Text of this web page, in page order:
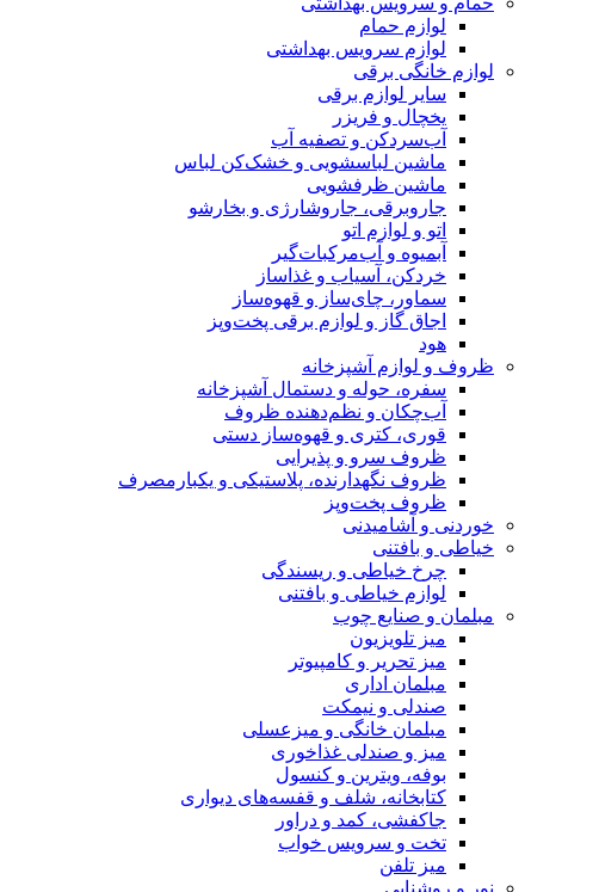
لوازم حمام
لوازم سرویس بهداشتی
لوازم خانگی برقی
سایر لوازم برقی
یخچال و فریزر
آب‌سردکن و تصفیه آب
ماشین لباسشویی و خشک‌کن لباس
ماشین ظرفشویی
جاروبرقی، جاروشارژی و بخارشو
اتو و لوازم اتو
آبمیوه و آب‌مرکبات‌گیر
خردکن، آسیاب و غذاساز
سماور، چای‌ساز و قهوه‌ساز
اجاق گاز و لوازم برقی پخت‌وپز
هود
ظروف و لوازم آشپزخانه
سفره، حوله و دستمال آشپزخانه
آب‌چکان و نظم‌دهنده ظروف
قوری، کتری و قهوه‌ساز دستی
ظروف سرو و پذیرایی
ظروف نگهدارنده، پلاستیکی و یکبارمصرف
ظروف پخت‌وپز
خوردنی و آشامیدنی
خیاطی و بافتنی
چرخ خیاطی و ریسندگی
لوازم خیاطی و بافتنی
مبلمان و صنایع چوب
میز تلویزیون
میز تحریر و کامپیوتر
مبلمان اداری
صندلی و نیمکت
مبلمان خانگی و میزعسلی
میز و صندلی غذاخوری
بوفه، ویترین و کنسول
کتابخانه، شلف و قفسه‌های دیواری
جاکفشی، کمد و دراور
تخت و سرویس خواب
میز تلفن